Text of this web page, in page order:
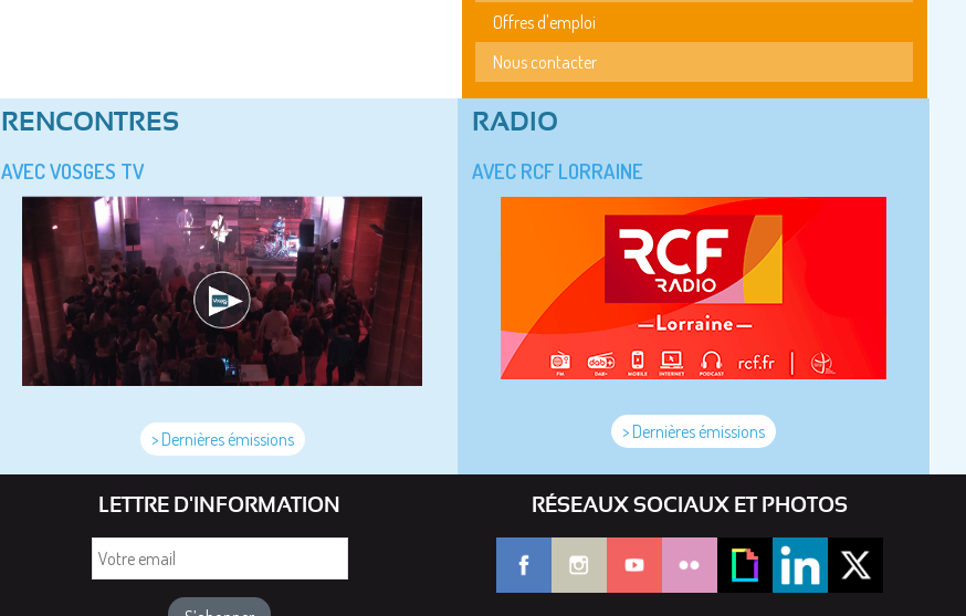
Offres d'emploi
Nous contacter
RENCONTRES
AVEC VOSGES TV
> Dernières émissions
RADIO
AVEC RCF LORRAINE
> Dernières émissions
LETTRE D'INFORMATION RÉSEAUX SOCIAUX ET PHOTOS